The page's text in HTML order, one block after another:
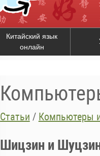
Китайский язык
онлайн
Статьи / Компьютеры
Шицзин и